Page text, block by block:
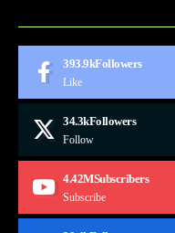
393.9kFollowers
Like
34.3kFollowers
Follow
4.42MSubscribers
Subscribe